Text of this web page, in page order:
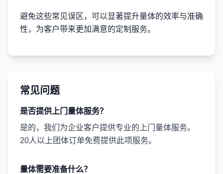
避免这些常见误区，可以显著提升量体的效率与准确
性，为客户带来更加满意的定制服务。
常见问题
是否提供上门量体服务？
是的，我们为企业客户提供专业的上门量体服务。
20人以上团体订单免费提供此项服务。
量体需要准备什么？